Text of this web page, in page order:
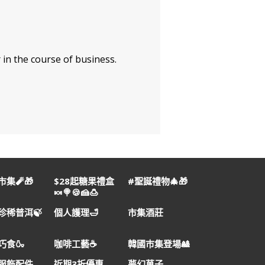
the course of business.
集🧨🎁
$28起糖果禮盒
🍬🍭🍪🍰🍮
#聖誕禮物🎄🎁
稀普洱🍃 個人護理🛁 市集酒莊
食🍶 咖啡工藝☕
韓國巿集登場🎎